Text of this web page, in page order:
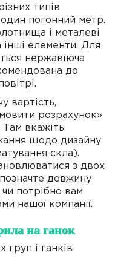
типів
погонний метр.
і металеві
інші елементи. Для
нержавіюча
до
вартість,
розрахунок»
Там вкажіть
щодо дизайну
скла).
з двох
позначте довжину
потрібно вам
нашої компанії.
на ганок
груп і ґанків